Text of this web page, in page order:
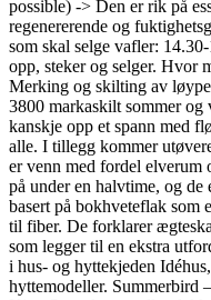
possible) -> Den er rik på
regenererende og
som skal selge vafler:
opp, steker og selger. Hvor
Merking og skilting av
3800 markaskilt sommer og
kanskje opp et spann med
alle. I tillegg kommer
er venn med fordel elverum
på under en halvtime, og de
basert på bokhveteflak som
til fiber. De forklarer
som legger til en ekstra
i hus- og hyttekjeden
hyttemodeller. Summerbird